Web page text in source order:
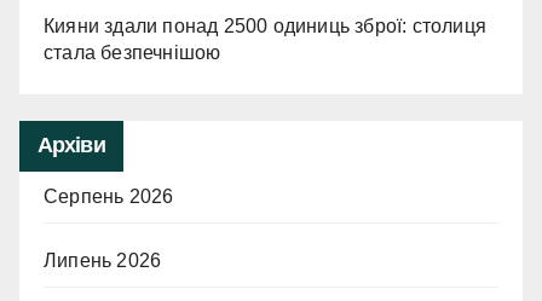
Кияни здали понад 2500 одиниць зброї: столиця
стала безпечнішою
Архіви
Серпень 2026
Липень 2026